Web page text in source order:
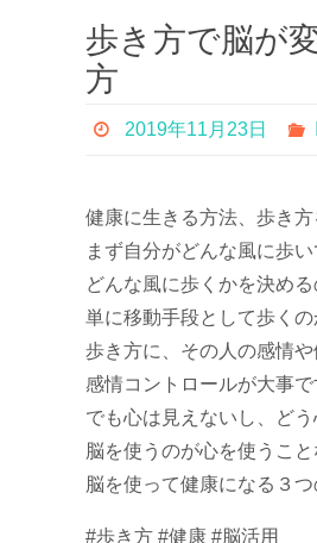
歩き方で脳が
方
2019年11月23日
健康に生きる方法、歩き
まず自分がどんな風に歩
どんな風に歩くかを決める
単に移動手段として歩く
歩き方に、その人の感情や
感情コントロールが大事で
でも心は見えないし、ど
脳を使うのが心を使うこと
脳を使って健康になる３
#歩き方 #健康 #脳活用